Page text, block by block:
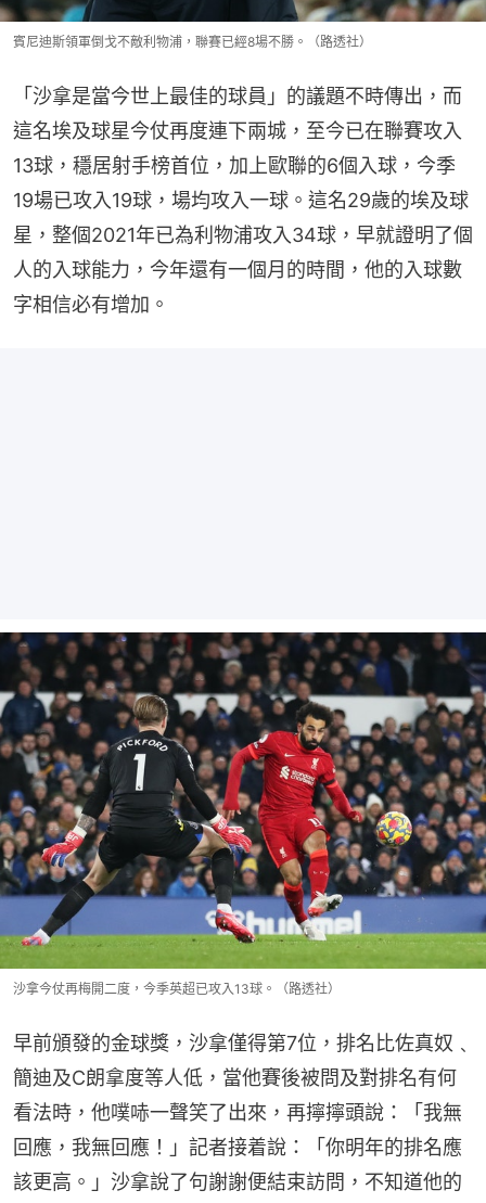
賓尼迪斯領軍倒戈不敵利物浦，聯賽已經8場不勝。（路透社）
「沙拿是當今世上最佳的球員」的議題不時傳出，而
這名埃及球星今仗再度連下兩城，至今已在聯賽攻入
13球，穩居射手榜首位，加上歐聯的6個入球，今季
19場已攻入19球，場均攻入一球。這名29歲的埃及球
星，整個2021年已為利物浦攻入34球，早就證明了個
人的入球能力，今年還有一個月的時間，他的入球數
字相信必有增加。
沙拿今仗再梅開二度，今季英超已攻入13球。（路透社）
早前頒發的金球獎，沙拿僅得第7位，排名比佐真奴﹑
簡迪及C朗拿度等人低，當他賽後被問及對排名有何
看法時，他噗哧一聲笑了出來，再擰擰頭說：「我無
回應，我無回應！」記者接着說：「你明年的排名應
該更高。」沙拿說了句謝謝便結束訪問，不知道他的